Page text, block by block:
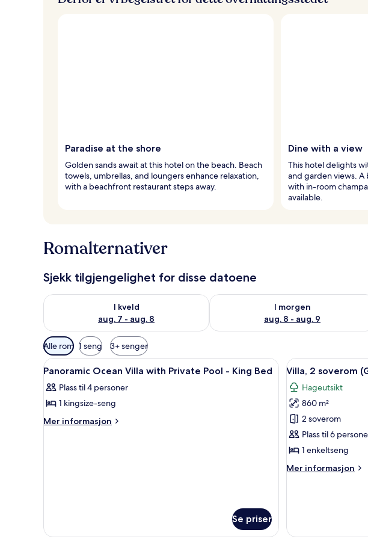
Paradise at the shore
Golden sands await at this hotel on the beach. Beach
towels, umbrellas, and loungers enhance relaxation,
with a beachfront restaurant steps away.
Dine with a view
This hotel delights
and garden views.
with in-room
available.
Romalternativer
Sjekk tilgjengelighet for disse datoene
I kveld
aug. 7 - aug. 8
Sjekk tilgjengelighet for i kveld, aug. 7 - aug. 8
I morgen
aug. 8 - aug. 9
Sjekk tilgjengelighet for i morgen,
Tilgjengelige
filtre
for
Alle rom 1 seng 3+ senger
Åpne
alle
bildene
av
Panoramic
Bed
Sengetøy av topp kvalitet, memory foam-senger, minibar
9
Panoramic Ocean Villa with Private Pool - King Bed
Plass til 4 personer
1 kingsize-seng
Mer informasjon
Mer
King
Se priser
Åpne
alle
bildene
av
Villa,
2
soverom
12
Villa, 2 soverom
Hageutsikt
860 m²
2 soverom
Plass til 6
1 enkeltseng
Mer informasjon
Mer
(Garden)